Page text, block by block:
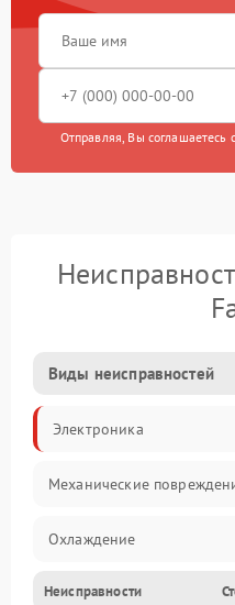
Отправляя, Вы соглашаетесь с
Виды неисправностей
Электроника
Механические
Охлаждение
Механика
Неисправности